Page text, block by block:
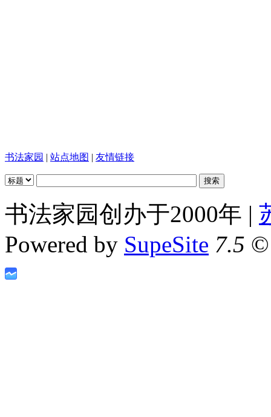
书法家园 | 站点地图 | 友情链接
书法家园创办于2000年 |
Powered by SupeSite 7.5 ©